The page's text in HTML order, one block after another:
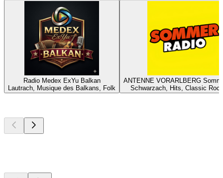
Radio Medex ExYu Balkan
Lautrach, Musique des Balkans, Folk
ANTENNE VORARLBERG
Schwarzach, Hits, Classic